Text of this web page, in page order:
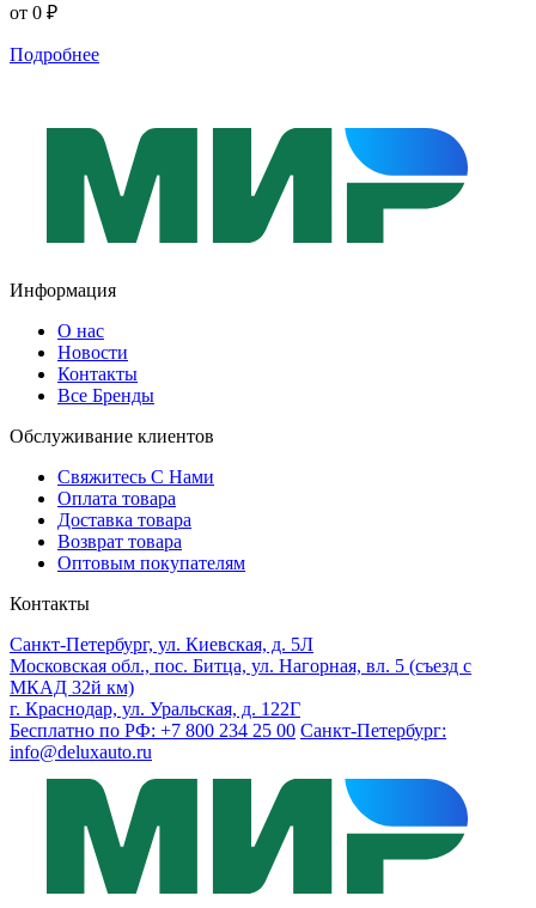
от 0 ₽
Подробнее
Информация
О нас
Новости
Контакты
Все Бренды
Обслуживание клиентов
Свяжитесь С Нами
Оплата товара
Доставка товара
Возврат товара
Оптовым покупателям
Контакты
Санкт-Петербург, ул. Киевская, д. 5Л
Московская обл., пос. Битца, ул. Нагорная, вл. 5 (съезд с
МКАД 32й км)
г. Краснодар, ул. Уральская, д. 122Г
Бесплатно по РФ: +7 800 234 25 00 Санкт-Петербург:
info@deluxauto.ru